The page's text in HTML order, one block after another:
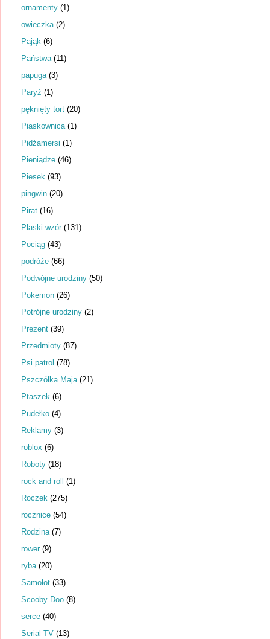
ornamenty (1)
owieczka (2)
Pająk (6)
Państwa (11)
papuga (3)
Paryż (1)
pęknięty tort (20)
Piaskownica (1)
Pidżamersi (1)
Pieniądze (46)
Piesek (93)
pingwin (20)
Pirat (16)
Płaski wzór (131)
Pociąg (43)
podróże (66)
Podwójne urodziny (50)
Pokemon (26)
Potrójne urodziny (2)
Prezent (39)
Przedmioty (87)
Psi patrol (78)
Pszczółka Maja (21)
Ptaszek (6)
Pudełko (4)
Reklamy (3)
roblox (6)
Roboty (18)
rock and roll (1)
Roczek (275)
rocznice (54)
Rodzina (7)
rower (9)
ryba (20)
Samolot (33)
Scooby Doo (8)
serce (40)
Serial TV (13)